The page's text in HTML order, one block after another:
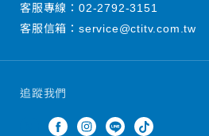
追蹤我們
客服專線： 02-2792-3151
客服信箱： service@ctitv.com.tw